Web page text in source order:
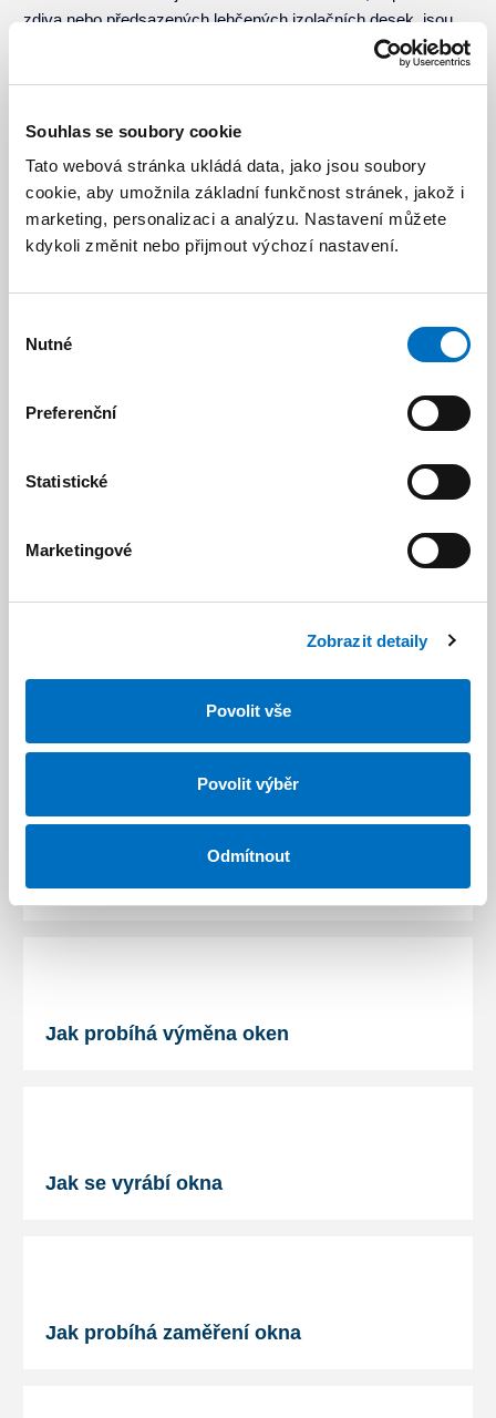
Souhlas se soubory cookie
Tato webová stránka ukládá data, jako jsou soubory
cookie, aby umožnila základní funkčnost stránek, jakož i
marketing, personalizaci a analýzu. Nastavení můžete
kdykoli změnit nebo přijmout výchozí nastavení.
souhlasu
Nutné
Preferenční
Statistické
Marketingové
Zobrazit detaily
Povolit vše
Povolit výběr
Odmítnout
zdiva nebo předsazených lehčených izolačních desek, jsou
na takové provedení fasády kladeny vysoké nároky.
Nekompromisní hliníkový profil s vloženoupěnovou izolační
odporu a zároveň i extrémní pevnost. Fasádní systém je tak
nejen efektní architektonické řešení, ale také efektivní opatření
ochrany proti tepelným ztrátám.
Jak probíhá montáž oken
Jak probíhá výměna oken
Jak se vyrábí okna
Jak probíhá zaměření okna